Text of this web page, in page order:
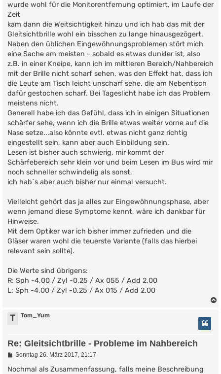
wurde wohl für die Monitorentfernung optimiert, im Laufe der
Zeit
kam dann die Weitsichtigkeit hinzu und ich hab das mit der
Gleitsichtbrille wohl ein bisschen zu lange hinausgezögert.
Neben den üblichen Eingewöhnungsproblemen stört mich
eine Sache am meisten - sobald es etwas dunkler ist, also
z.B. in einer Kneipe, kann ich im mittleren Bereich/Nahbereich
mit der Brille nicht scharf sehen, was den Effekt hat, dass ich
die Leute am Tisch leicht unscharf sehe, die am Nebentisch
dafür gestochen scharf. Bei Tageslicht habe ich das Problem
meistens nicht.
Generell habe ich das Gefühl, dass ich in einigen Situationen
schärfer sehe, wenn ich die Brille etwas weiter vorne auf die
Nase setze...also könnte evtl. etwas nicht ganz richtig
eingestellt sein, kann aber auch Einbildung sein.
Lesen ist bisher auch schwierig, mir kommt der
Schärfebereich sehr klein vor und beim Lesen im Bus wird mir
noch schneller schwindelig als sonst,
ich hab´s aber auch bisher nur einmal versucht.
Vielleicht gehört das ja alles zur Eingewöhnungsphase, aber
wenn jemand diese Symptome kennt, wäre ich dankbar für
Hinweise.
Mit dem Optiker war ich bisher immer zufrieden und die
Gläser waren wohl die teuerste Variante (falls das hierbei
relevant sein sollte).
Die Werte sind übrigens:
R: Sph -4,00 / Zyl -0,25 / Ax 055 / Add 2,00
L: Sph -4,00 / Zyl -0,25 / Ax 015 / Add 2,00
T Tom_Yum
Re: Gleitsichtbrille - Probleme im Nahbereich
B
i
Sonntag 26. März 2017, 21:17
Nochmal als Zusammenfassung, falls meine Beschreibung